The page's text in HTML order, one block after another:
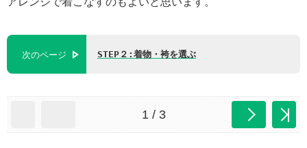
次のページ STEP２:着物・袴を選ぶ
1 / 3